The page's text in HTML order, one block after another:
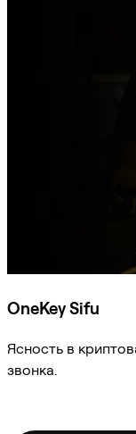
OneKey Sifu
Ясность в
звонка.